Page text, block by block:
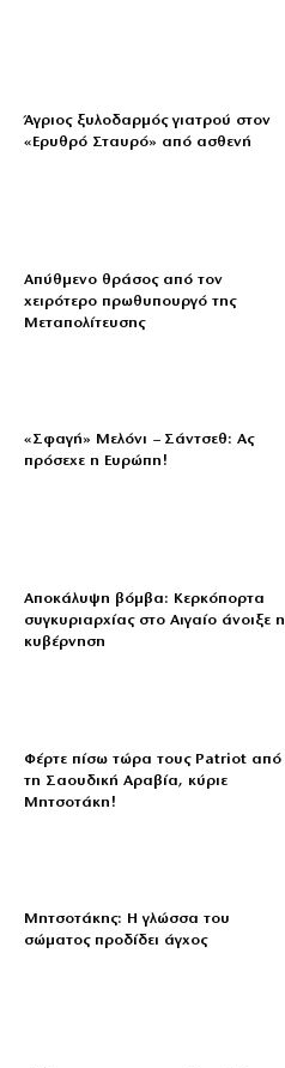
Άγριος ξυλοδαρμός γιατρού στον
«Ερυθρό Σταυρό» από ασθενή
Απύθμενο θράσος από τον
χειρότερο πρωθυπουργό της
Μεταπολίτευσης
«Σφαγή» Μελόνι – Σάντσεθ: Ας
πρόσεχε η Ευρώπη!
Αποκάλυψη βόμβα: Κερκόπορτα
συγκυριαρχίας στο Αιγαίο άνοιξε η
κυβέρνηση
Φέρτε πίσω τώρα τους Patriot από
τη Σαουδική Αραβία, κύριε
Μητσοτάκη!
Μητσοτάκης: Η γλώσσα του
σώματος προδίδει άγχος